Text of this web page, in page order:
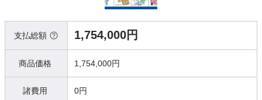
支払総額 1,754,000円
商品価格 1,754,000円
諸費用 0円